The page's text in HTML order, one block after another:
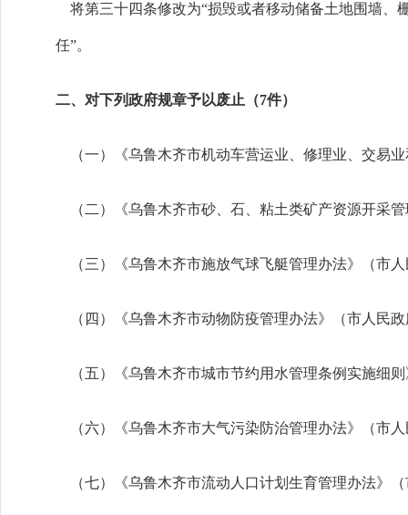
将第三十四条修改为“损毁或者移动储备土地围墙、
任”。
二、对下列政府规章予以废止（7件）
（一）《乌鲁木齐市机动车营运业、修理业、交易
（二）《乌鲁木齐市砂、石、粘土类矿产资源开采
（三）《乌鲁木齐市施放气球飞艇管理办法》（市人
（四）《乌鲁木齐市动物防疫管理办法》（市人民政
（五）《乌鲁木齐市城市节约用水管理条例实施细
（六）《乌鲁木齐市大气污染防治管理办法》（市人
（七）《乌鲁木齐市流动人口计划生育管理办法》（